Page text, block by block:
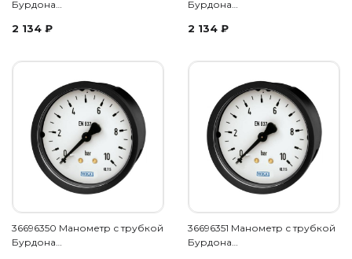
Бурдона…
2 134 ₽
Бурдона…
2 134 ₽
36696350 Манометр с трубкой
Бурдона…
36696351 Манометр с трубкой
Бурдона…